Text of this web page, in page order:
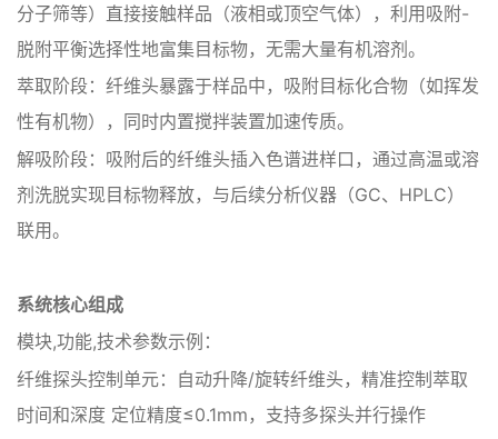
分子筛等）直接接触样品（液相或顶空气体），利用‌吸附-
脱附平衡‌选择性地富集目标物，无需大量有机溶剂。
‌萃取阶段‌：纤维头暴露于样品中，吸附目标化合物（如挥发
性有机物），同时内置搅拌装置加速传质。
‌解吸阶段‌：吸附后的纤维头插入色谱进样口，通过高温或溶
剂洗脱实现目标物释放，与后续分析仪器（GC、HPLC）
联用。
‌系统核心组成‌
‌模块‌,功能‌,技术参数示例‌：
纤维探头控制单元：自动升降/旋转纤维头，精准控制萃取
时间和深度 定位精度≤0.1mm，支持多探头并行操作